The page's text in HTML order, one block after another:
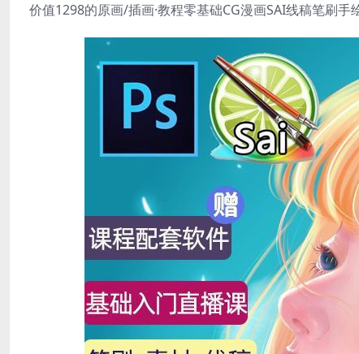
价值1298的原画/插画·教程零基础CG漫画SAI线稿笔刷手